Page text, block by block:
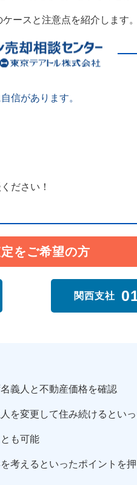
ースと注意点を紹介します。
信があります。
ださい！
をご希望の方
関西支社
義人と不動産価格を確認
を変更して住み続けるとい
も可能
考えるといったポイントを